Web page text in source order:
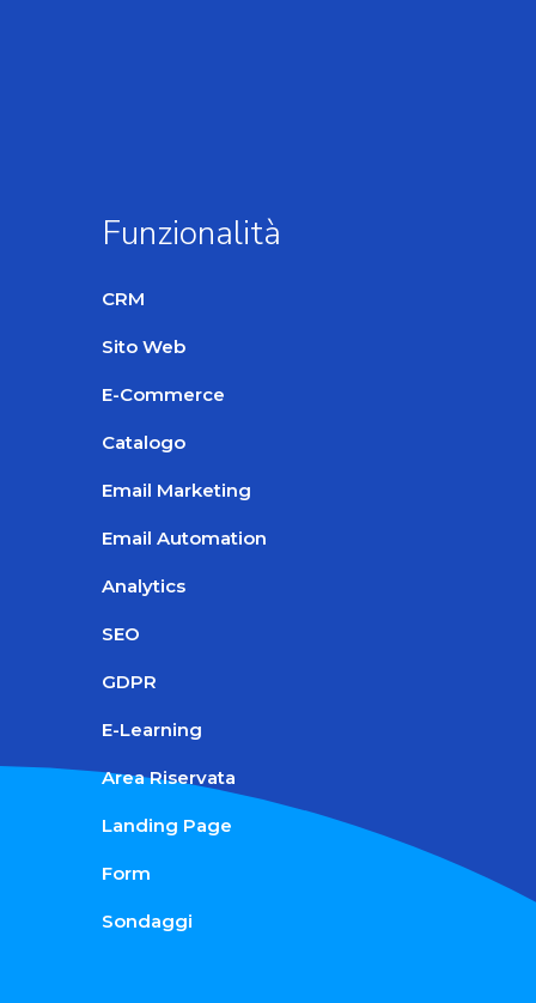
Funzionalità
CRM
Sito Web
E-Commerce
Catalogo
Email Marketing
Email Automation
Analytics
SEO
GDPR
E-Learning
Area Riservata
Landing Page
Form
Sondaggi